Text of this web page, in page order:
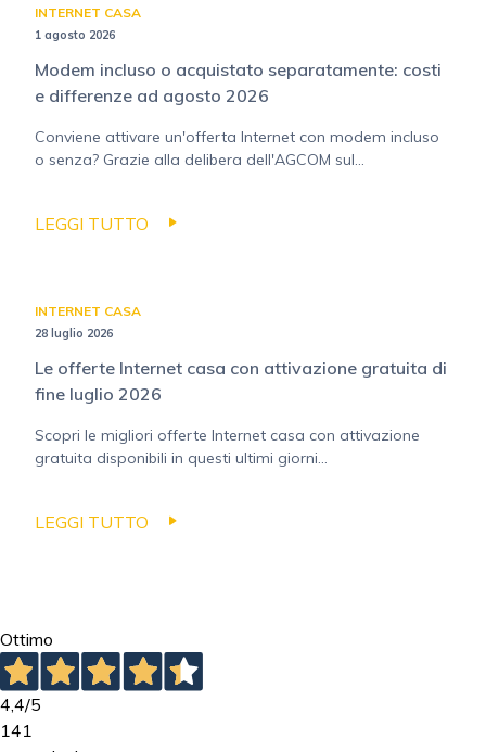
INTERNET CASA
1 agosto 2026
Modem incluso o acquistato separatamente: costi
e differenze ad agosto 2026
Conviene attivare un'offerta Internet con modem incluso
o senza? Grazie alla delibera dell'AGCOM sul...
LEGGI TUTTO
INTERNET CASA
28 luglio 2026
Le offerte Internet casa con attivazione gratuita di
fine luglio 2026
Scopri le migliori offerte Internet casa con attivazione
gratuita disponibili in questi ultimi giorni...
LEGGI TUTTO
Ottimo
4,4/5
141